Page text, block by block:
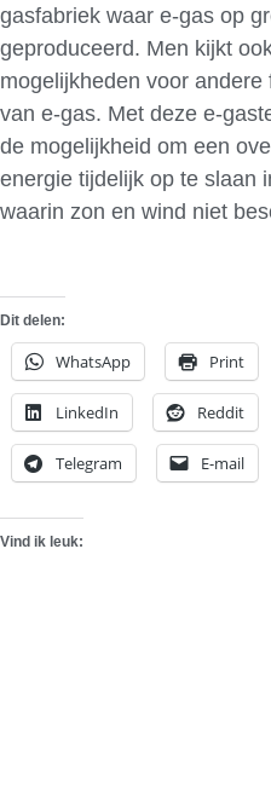
gasfabriek waar e-gas op
geproduceerd. Men kijkt
mogelijkheden voor
van e-gas. Met deze e-
de mogelijkheid om een
energie tijdelijk op te slaan
waarin zon en wind niet
Dit delen:
WhatsApp Print
LinkedIn Reddit
Telegram E-mail
Vind ik leuk: